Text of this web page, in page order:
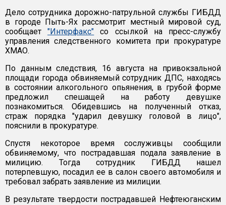
Дело сотрудника дорожно-патрульной службы ГИБДД
в городе Пыть-Ях рассмотрит местный мировой суд,
сообщает"Интерфакс" со ссылкой на пресс-службу
управления следственного комитета при прокуратуре
ХМАО.
По данным следствия, 16 августа на привокзальной
площади города обвиняемый сотрудник ДПС, находясь
в состоянии алкогольного опьянения, в грубой форме
предложил спешащей на работу девушке
познакомиться. Обидевшись на полученный отказ,
страж порядка "ударил девушку головой в лицо",
пояснили в прокуратуре.
Спустя некоторое время сослуживцы сообщили
обвиняемому, что пострадавшая подала заявление в
милицию. Тогда сотрудник ГИБДД нашел
потерпевшую, посадил ее в салон своего автомобиля и
требовал забрать заявление из милиции.
В результате твердости пострадавшей Нефтеюганским